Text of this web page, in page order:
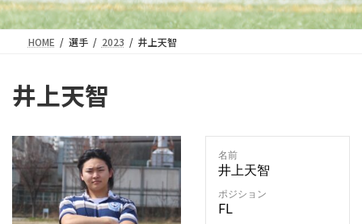
HOME 選手 2023 井上天智
井上天智
名前
井上天智
ポジション
FL